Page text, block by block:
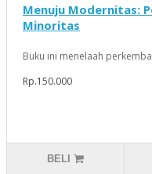
Menuju Modernitas:
Minoritas
Buku ini menelaah
Rp.150.000
BELI